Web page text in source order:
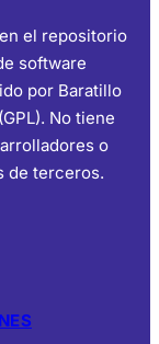
el repositorio
software
por Baratillo
No tiene
o
de terceros.